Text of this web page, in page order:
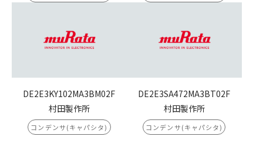
DE2E3KY102MA3BM02F
村田製作所
コンデンサ(キャパシタ)
DE2E3SA472MA3BT02F
村田製作所
コンデンサ(キャパシタ)